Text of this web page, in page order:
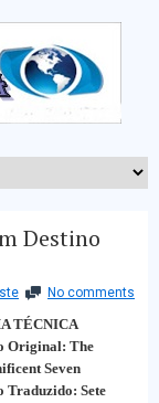
Destino
No comments
TÉCNICA
Original: The
Seven
Traduzido: Sete